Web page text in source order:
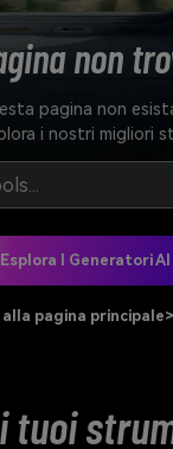
non
pagina non
i nostri migliori
Esplora I Generatori AI
pagina
tuoi